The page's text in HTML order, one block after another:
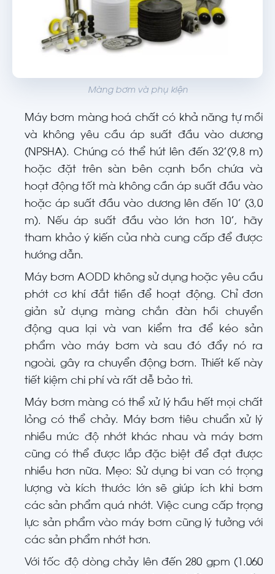
Màng bơm và phụ kiện
Máy bơm màng hoá chất có khả năng tự mồi
và không yêu cầu áp suất đầu vào dương
(NPSHA). Chúng có thể hút lên đến 32’(9,8 m)
hoặc đặt trên sàn bên cạnh bồn chứa và
hoạt động tốt mà không cần áp suất đầu vào
hoặc áp suất đầu vào dương lên đến 10’ (3,0
m). Nếu áp suất đầu vào lớn hơn 10’, hãy
tham khảo ý kiến của nhà cung cấp để được
hướng dẫn.
Máy bơm AODD không sử dụng hoặc yêu cầu
phớt cơ khí đắt tiền để hoạt động. Chỉ đơn
giản sử dụng màng chắn đàn hồi chuyển
động qua lại và van kiểm tra để kéo sản
phẩm vào máy bơm và sau đó đẩy nó ra
ngoài, gây ra chuyển động bơm. Thiết kế này
tiết kiệm chi phí và rất dễ bảo trì.
Máy bơm màng có thể xử lý hầu hết mọi chất
lỏng có thể chảy. Máy bơm tiêu chuẩn xử lý
nhiều mức độ nhớt khác nhau và máy bơm
cũng có thể được lắp đặc biệt để đạt được
nhiều hơn nữa. Mẹo: Sử dụng bi van có trọng
lượng và kích thước lớn sẽ giúp ích khi bơm
các sản phẩm quá nhớt. Việc cung cấp trọng
lực sản phẩm vào máy bơm cũng lý tưởng với
các sản phẩm nhớt hơn.
Với tốc độ dòng chảy lên đến 280 gpm (1.060